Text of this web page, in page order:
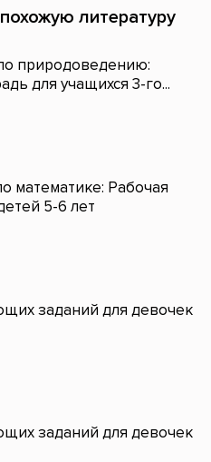
литературу
природоведению:
для учащихся 3-го...
математике: Рабочая
5-6 лет
заданий для девочек
заданий для девочек